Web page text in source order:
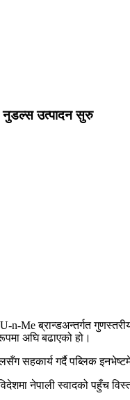
नुडल्स उत्पादन सुरु
Me ब्रान्डअन्तर्गत
अघि बढाएको हो।
सहकार्य गर्दै पब्लिक
नेपाली स्वादको पहुँच